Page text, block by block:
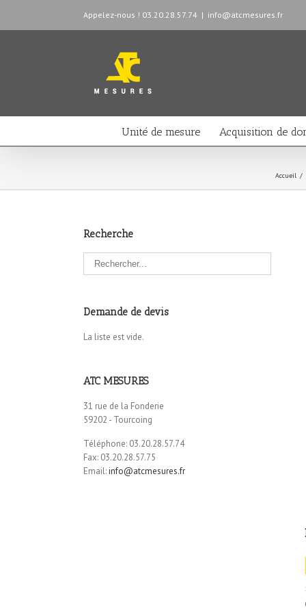
Appelez-nous ! 03.20.28.57.74 | info@atcmesures.fr
Unité de mesure Acquisition de
Accueil /
Recherche
Demande de devis
La liste est vide.
ATC MESURES
31 rue de la Fonderie
59202 - Tourcoing
Téléphone: 03.20.28.57.74
Fax: 03.20.28.57.75
Email:info@atcmesures.fr